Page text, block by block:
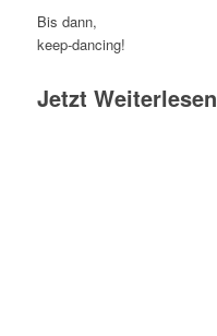
Bis dann,
keep-dancing!
Jetzt Weiterlesen